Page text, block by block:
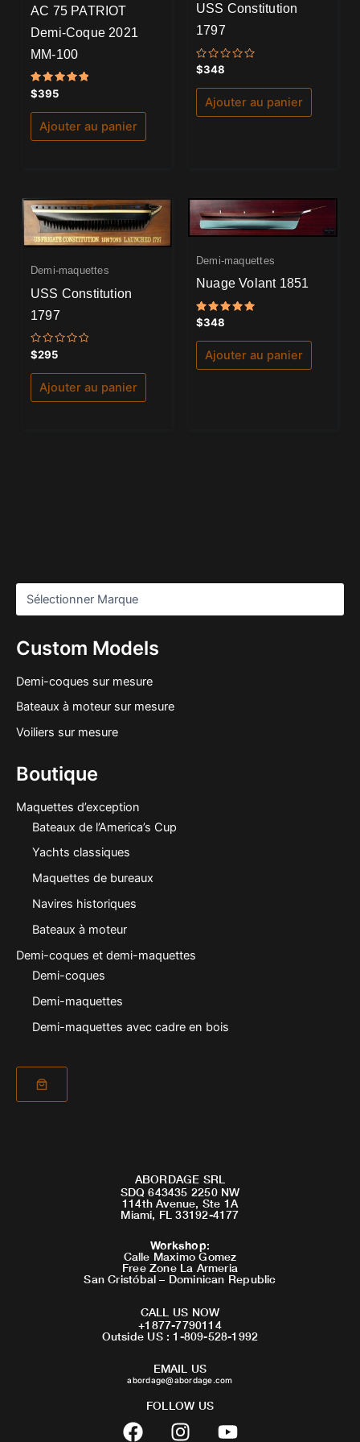
Custom Models
Demi-coques sur mesure
Bateaux à moteur sur mesure
Voiliers sur mesure
Boutique
Maquettes d’exception
Bateaux de l’America’s Cup
Yachts classiques
Maquettes de bureaux
Navires historiques
Bateaux à moteur
Demi-coques et demi-maquettes
Demi-coques
Demi-maquettes
Demi-maquettes avec cadre en bois
AC 75 PATRIOT
Demi-Coque 2021
MM-100
Note
5.00
sur 5
$395
Ajouter au panier
USS Constitution
1797
Note
0
sur
$348
Ajouter au panier
Demi-maquettes
USS Constitution
1797
Note
0
sur
$295
Ajouter au panier
Demi-maquettes
Nuage Volant 1851
Note
5.00
sur 5
$348
Ajouter au panier
ABORDAGE SRL
SDQ 643435 2250 NW
114th Avenue, Ste 1A
Miami, FL 33192-4177
Workshop:
Calle Maximo Gomez
Free Zone La Armeria
San Cristóbal – Dominican Republic
CALL US NOW
+1877-7790114
Outside US : 1-809-528-1992
EMAIL US
abordage@abordage.com
FOLLOW US
F
I
Y